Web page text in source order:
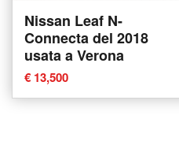
Nissan Leaf N-
Connecta del 2018
usata a Verona
€ 13,500